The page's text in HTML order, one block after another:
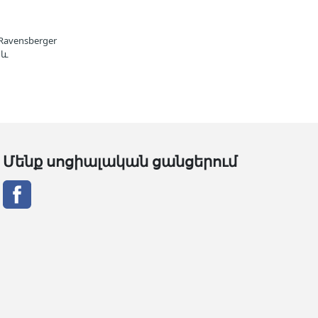
և
Մենք սոցիալական ցանցերում